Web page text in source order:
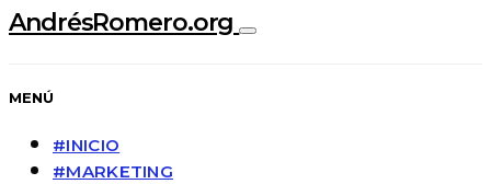
AndrésRomero.org
MENÚ
#INICIO
#MARKETING